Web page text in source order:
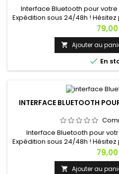
Interface Bluetooth pour votre
Expédition sous 24/48h !
avez une
Prix
 Ajouter au
 En
INTERFACE BLUETOOTH
Interface Bluetooth pour
Expédition sous 24/48h !
avez une
Prix
 Ajouter au